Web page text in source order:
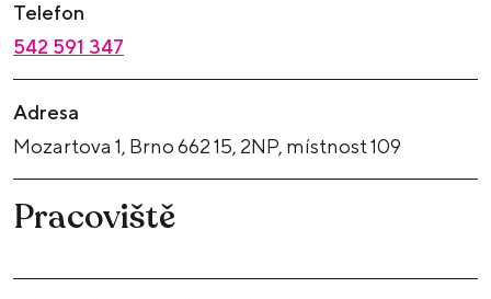
Telefon
542 591 347
Adresa
Mozartova 1, Brno 662 15, 2NP, místnost 109
Pracoviště